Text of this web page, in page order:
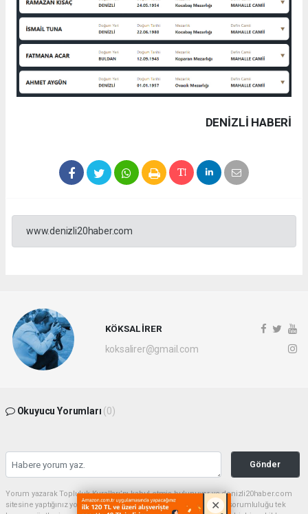
DENIZLI HABERİ
www.denizli20haber.com
KÖKSAL İRER
koksalirer@gmail.com
Okuyucu Yorumları (0)
Gönder
Yorum yazarak Topluluk Kuralları’nı kabul etmiş bulunuyor ve denizli20haber.com
sitesine yaptığınız yorumunuzla ilgili doğrudan veya dolaylı tüm sorumluluğu tek